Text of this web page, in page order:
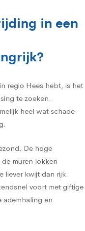
in een
regio Hees hebt, is het
te zoeken.
heel wat schade
De hoge
muren lokken
liever kwijt dan rijk.
voort met giftige
en